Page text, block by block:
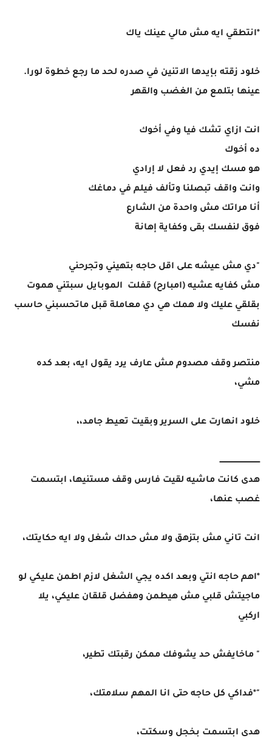
*انتطقي ايه مش مالي عينك ياك
خلود زقته بإيدها الاتنين في صدره لحد ما رجع خطوة لورا.
عينها بتلمع من الغضب والقهر
انت ازاي تشك فيا وفي أخوك
ده أخوك
هو مسك إيدي رد فعل لا إرادي
وانت واقف تبصلنا وتألف فيلم في دماغك
أنا مراتك مش واحدة من الشارع
فوق لنفسك بقى وكفاية إهانة
"دي مش عيشه على اقل حاجه بتهيني وتجرحني
مش كفايه عشيه (امبارح) قفلت الموبايل سبتني هموت
بقلقي عليك ولا همك هي دي معاملة قبل ماتحسبني حاسب
نفسك
منتصر وقف مصدوم مش عارف يرد يقول ايه، بعد كده
مشي،
خلود انهارت على السرير وبقيت تعيط جامد،،
ـــــــــــــــــــــــــــــــــ
هدى كانت ماشيه لقيت فارس وقف مستنيها، ابتسمت
غصب عنها،
انت تاني مش بتزهق ولا مش حداك شغل ولا ايه حكايتك،
*اهم حاجه انتي وبعد اكده يجي الشغل لازم اطمن عليكي لو
ماجيتش قلبي مش هيطمن وهفضل قلقان عليكي، يلا
اركبي
" ماخايفش حد يشوفك ممكن رقبتك تطير،
"*فداكي كل حاجه حتى انا المهم سلامتك،
هدى ابتسمت بخجل وسكتت،